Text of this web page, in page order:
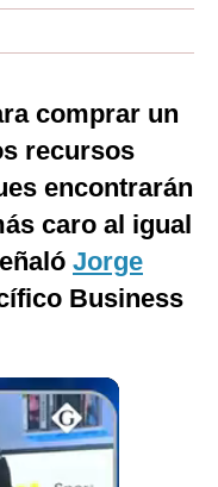
comprar un
recursos
encontrarán
caro al igual
Jorge
Business